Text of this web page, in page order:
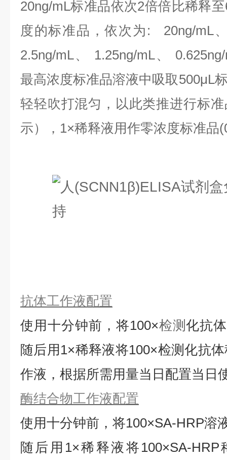
20ng/mL标准品依次2倍倍比稀释
度的标准品，依次为: 20ng/mL
2.5ng/mL、 1.25ng/mL、
最高浓度标准品溶液中吸取500μL
轻轻吹打混匀，以此类推进行标
示），1×稀释液用作零浓度标准品
抗体工作液配置
使用十分钟前，将100×检测化抗
随后用1×稀释液将100×检测化抗
作液，根据所需用量当日配置当日
酶结合物工作液配置
使用十分钟前，将100×SA-HRP溶
随后用1×稀释液将100×SA-HRP